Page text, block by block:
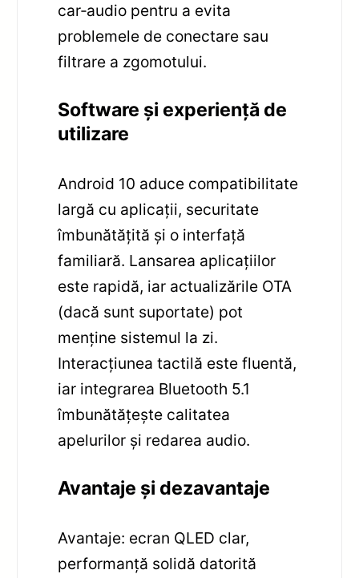
car‑audio pentru a evita
problemele de conectare sau
filtrare a zgomotului.
Software și experiență de
utilizare
Android 10 aduce compatibilitate
largă cu aplicații, securitate
îmbunătățită și o interfață
familiară. Lansarea aplicațiilor
este rapidă, iar actualizările OTA
(dacă sunt suportate) pot
menține sistemul la zi.
Interacțiunea tactilă este fluentă,
iar integrarea Bluetooth 5.1
îmbunătățește calitatea
apelurilor și redarea audio.
Avantaje și dezavantaje
Avantaje: ecran QLED clar,
performanță solidă datorită